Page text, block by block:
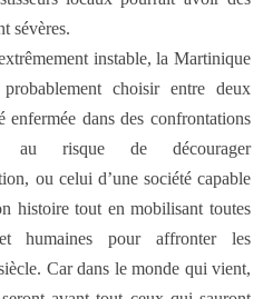
sévères.
instable, la Martinique
choisir entre deux
enfermée dans des confrontations
au risque de décourager
ou celui d’une société capable
histoire tout en mobilisant toutes
humaines pour affronter les
Car dans le monde qui vient,